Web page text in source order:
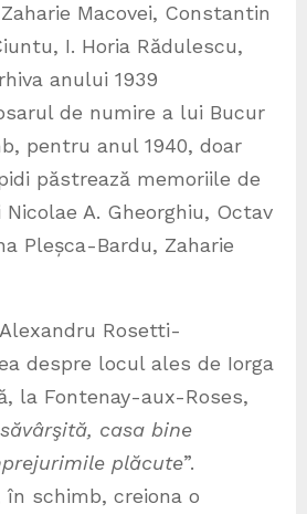
Macovei, Constantin
I. Horia Rădulescu,
anului 1939
de numire a lui Bucur
pentru anul 1940, doar
păstrează memoriile de
A. Gheorghiu, Octav
Pleșca-Bardu, Zaharie
Rosetti-
despre locul ales de Iorga
la Fontenay-aux-Roses,
casa bine
plăcute”.
în schimb, creiona o